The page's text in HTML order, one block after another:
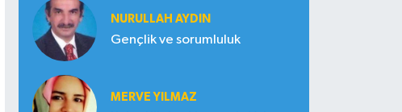
NURULLAH AYDIN
Gençlik ve sorumluluk
MERVE YILMAZ